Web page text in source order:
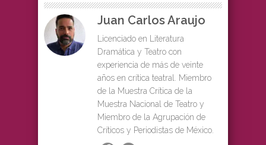
Juan Carlos Araujo
Licenciado en Literatura
Dramática y Teatro con
experiencia de más de veinte
años en crítica teatral. Miembro
de la Muestra Crítica de la
Muestra Nacional de Teatro y
Miembro de la Agrupación de
Críticos y Periodistas de México.